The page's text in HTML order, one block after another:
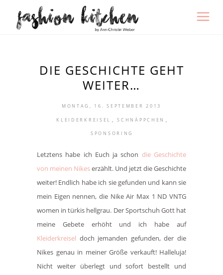
DIE GESCHICHTE GEHT
WEITER…
MONTAG, 16. SEPTEMBER 2013
KLEIDERKREISEL , SCHNÄPPCHEN ,
SPONSORING
Letztens habe ich Euch ja schon die Geschichte
von meinen Nikeserzählt. Und jetzt die Geschichte
weiter! Endlich habe ich sie gefunden und kann sie
mein Eigen nennen, die Nike Air Max 1 ND VNTG
women in türkis hellgrau. DerSportschuh Gott hat
meine Gebete erhöht und ich habe auf
Kleiderkreisel doch jemanden gefunden, der die
Nikes genau in meiner Größe verkauft! Halleluja!
Nicht weiter überlegt und sofort bestellt und